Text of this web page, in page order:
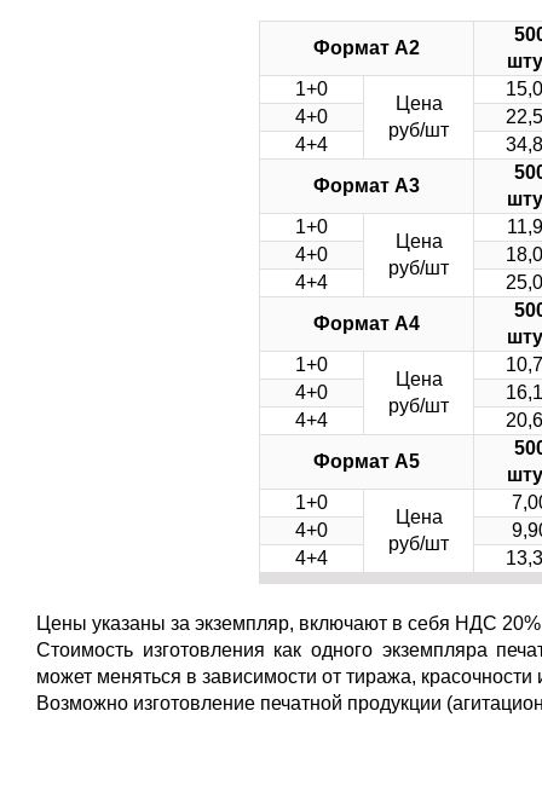
Формат А2
1+0
Цена
руб/шт
4+0
4+4
Формат А3
1+0
Цена
руб/шт
4+0
4+4
Формат А4
1+0
Цена
руб/шт
4+0
4+4
Формат А5
1+0
Цена
руб/шт
4+0
4+4
Цены указаны за экземпляр, включают в себя НДС
Стоимость изготовления как одного экземпляра
может меняться в зависимости от тиража,
Возможно изготовление печатной продукции